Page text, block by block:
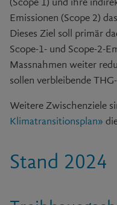
Emissionen (Scope 2)
Dieses Ziel soll primär
Scope-1- und Scope-2-
Massnahmen weiter
sollen verbleibende
Weitere Zwischenziele
Klimatransitionsplan»
Stand 2024